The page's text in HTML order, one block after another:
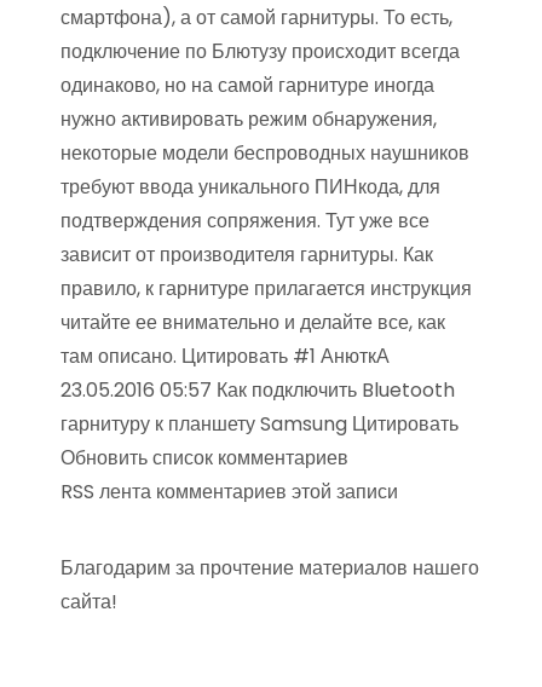
смартфона), а от самой гарнитуры. То есть,
подключение по Блютузу происходит всегда
одинаково, но на самой гарнитуре иногда
нужно активировать режим обнаружения,
некоторые модели беспроводных наушников
требуют ввода уникального ПИНкода, для
подтверждения сопряжения. Тут уже все
зависит от производителя гарнитуры. Как
правило, к гарнитуре прилагается инструкция
читайте ее внимательно и делайте все, как
там описано. Цитировать #1 АнюткА
23.05.2016 05:57 Как подключить Bluetooth
гарнитуру к планшету Samsung Цитировать
Обновить список комментариев
RSS лента комментариев этой записи
Благодарим за прочтение материалов нашего
сайта!